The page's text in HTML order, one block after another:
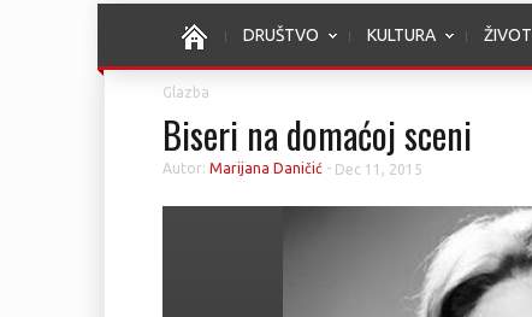
DRUŠTVO KULTURA ŽIVOT
Glazba
Biseri na domaćoj sceni
Autor: Marijana Daničić - Dec 11, 2015